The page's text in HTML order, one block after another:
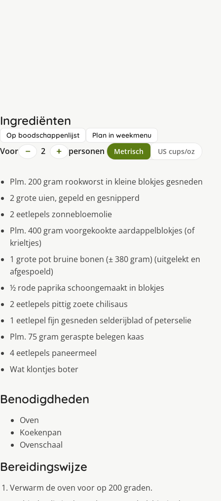
Ingrediënten
Op boodschappenlijst Plan in weekmenu
Voor − 2 + personen Metrisch US cups/oz
Plm. 200 gram rookworst in kleine blokjes gesneden
2 grote uien, gepeld en gesnipperd
2 eetlepels zonnebloemolie
Plm. 400 gram voorgekookte aardappelblokjes (of
krieltjes)
1 grote pot bruine bonen (± 380 gram) (uitgelekt en
afgespoeld)
½ rode paprika schoongemaakt in blokjes
2 eetlepels pittig zoete chilisaus
1 eetlepel fijn gesneden selderijblad of peterselie
Plm. 75 gram geraspte belegen kaas
4 eetlepels paneermeel
Wat klontjes boter
Benodigdheden
Oven
Koekenpan
Ovenschaal
Bereidingswijze
Verwarm de oven voor op 200 graden.